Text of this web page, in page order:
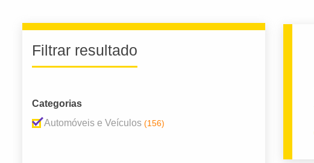
Filtrar resultado
Categorias
Automóveis e Veículos (156)